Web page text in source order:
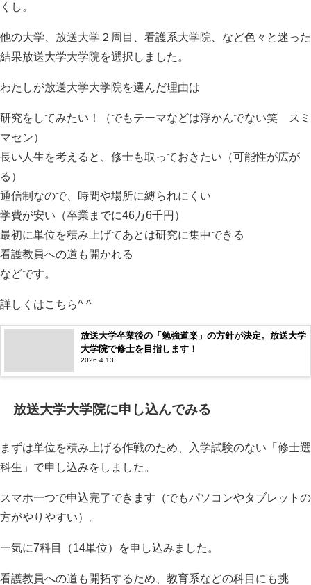
くし。
他の大学、放送大学２周目、看護系大学院、など色々と迷った
結果放送大学大学院を選択しました。
わたしが放送大学大学院を選んだ理由は
研究をしてみたい！（でもテーマなどは浮かんでない笑 スミ
マセン）
長い人生を考えると、修士も取っておきたい（可能性が広が
る）
通信制なので、時間や場所に縛られにくい
学費が安い（卒業までに46万6千円）
最初に単位を積み上げてあとは研究に集中できる
看護教員への道も開かれる
などです。
詳しくはこちら^ ^
放送大学卒業後の「勉強道楽」の方針が決定。放送大学
大学院で修士を目指します！
2026.4.13
放送大学大学院に申し込んでみる
まずは単位を積み上げる作戦のため、入学試験のない「修士選
科生」で申し込みをしました。
スマホ一つで申込完了できます（でもパソコンやタブレットの
方がやりやすい）。
一気に7科目（14単位）を申し込みました。
看護教員への道も開拓するため、教育系などの科目にも挑